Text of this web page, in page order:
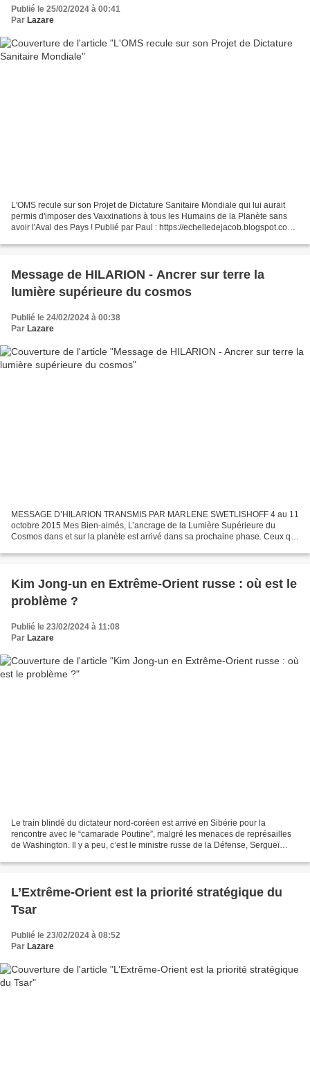
Publié le 25/02/2024 à 00:41
Par Lazare
L'OMS recule sur son Projet de Dictature Sanitaire Mondiale qui lui aurait
permis d'imposer des Vaxxinations à tous les Humains de la Planète sans
avoir l'Aval des Pays ! Publié par Paul : https://echelledejacob.blogspot.com/
Message de HILARION - Ancrer sur terre la
lumière supérieure du cosmos
Publié le 24/02/2024 à 00:38
Par Lazare
MESSAGE D’HILARION TRANSMIS PAR MARLENE SWETLISHOFF 4 au 11
octobre 2015 Mes Bien-aimés, L’ancrage de la Lumière Supérieure du
Cosmos dans et sur la planète est arrivé dans sa prochaine phase. Ceux qui
Kim Jong-un en Extrême-Orient russe : où est le
problème ?
Publié le 23/02/2024 à 11:08
Par Lazare
Le train blindé du dictateur nord-coréen est arrivé en Sibérie pour la
rencontre avec le “camarade Poutine”, malgré les menaces de représailles
de Washington. Il y a peu, c’est le ministre russe de la Défense, Sergueï
L’Extrême-Orient est la priorité stratégique du
Tsar
Publié le 23/02/2024 à 08:52
Par Lazare